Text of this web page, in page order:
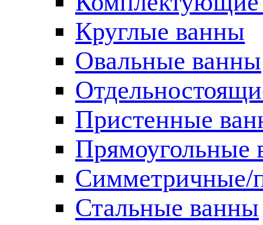
Круглые ванны
Овальные ванны
Пристенные
Прямоугольные
Симметричные/
Стальные ванны